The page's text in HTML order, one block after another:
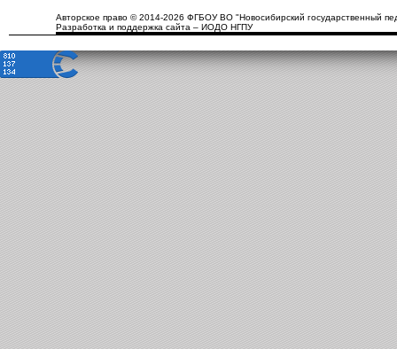
Авторское право © 2014-2026 ФГБОУ ВО "Новосибирский государственный
Разработка и поддержка сайта – ИОДО НГПУ